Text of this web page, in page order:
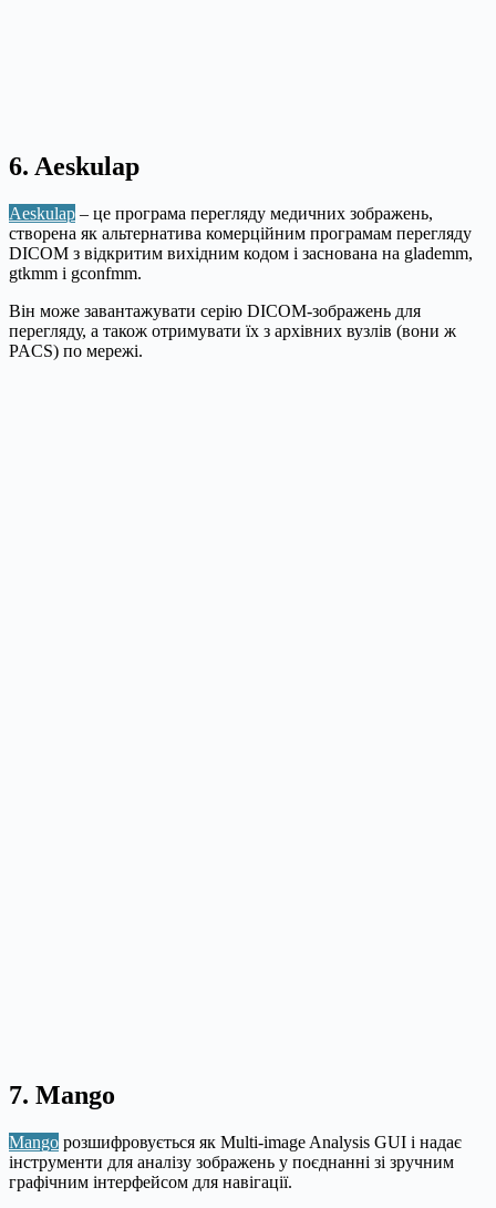
6. Aeskulap
Aeskulap – це програма перегляду медичних зображень,
створена як альтернатива комерційним програмам перегляду
DICOM з відкритим вихідним кодом і заснована на glademm,
gtkmm і gconfmm.
Він може завантажувати серію DICOM-зображень для
перегляду, а також отримувати їх з архівних вузлів (вони ж
PACS) по мережі.
7. Mango
Mango розшифровується як Multi-image Analysis GUI і надає
інструменти для аналізу зображень у поєднанні зі зручним
графічним інтерфейсом для навігації.